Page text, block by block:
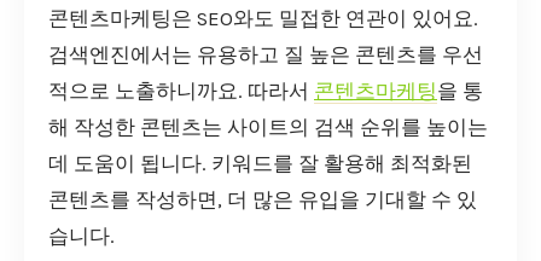
콘텐츠마케팅은 SEO와도 밀접한 연관이 있어요.
검색엔진에서는 유용하고 질 높은 콘텐츠를 우선
적으로 노출하니까요. 따라서 콘텐츠마케팅을 통
해 작성한 콘텐츠는 사이트의 검색 순위를 높이는
데 도움이 됩니다. 키워드를 잘 활용해 최적화된
콘텐츠를 작성하면, 더 많은 유입을 기대할 수 있
습니다.